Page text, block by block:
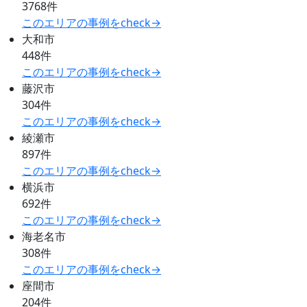
3768件
このエリアの事例をcheck→
大和市
448件
このエリアの事例をcheck→
藤沢市
304件
このエリアの事例をcheck→
綾瀬市
897件
このエリアの事例をcheck→
横浜市
692件
このエリアの事例をcheck→
海老名市
308件
このエリアの事例をcheck→
座間市
204件